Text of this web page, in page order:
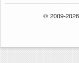
© 2009-